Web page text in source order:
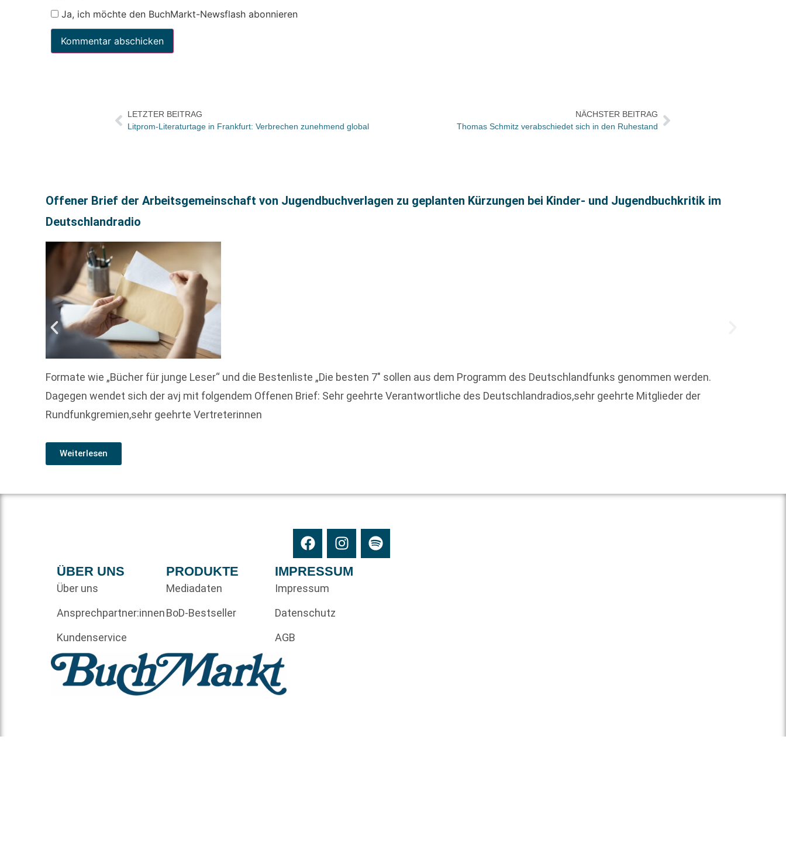
Ja, ich möchte den BuchMarkt-Newsflash abonnieren
LETZTER BEITRAG
Litprom-Literaturtage in Frankfurt: Verbrechen zunehmend global
NÄCHSTER BEITRAG
Thomas Schmitz verabschiedet sich in den Ruhestand
Offener Brief der Arbeitsgemeinschaft von Jugendbuchverlagen zu geplanten Kürzungen bei Kinder- und Jugendbuchkritik im
Deutschlandradio
Formate wie „Bücher für junge Leser“ und die Bestenliste „Die besten 7″ sollen aus dem Programm des Deutschlandfunks genommen werden.
Dagegen wendet sich der avj mit folgendem Offenen Brief: Sehr geehrte Verantwortliche des Deutschlandradios,sehr geehrte Mitglieder der
Rundfunkgremien,sehr geehrte Vertreterinnen
Weiterlesen
ÜBER UNS
Über uns
Ansprechpartner:innen
Kundenservice
PRODUKTE
Mediadaten
BoD-Bestseller
IMPRESSUM
Impressum
Datenschutz
AGB